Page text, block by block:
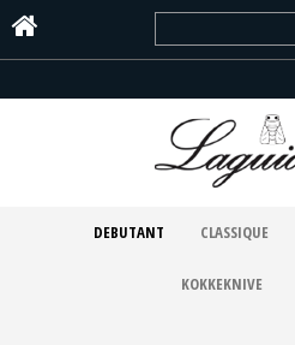
DEBUTANT CLASSIQUE
KOKKEKNIVE